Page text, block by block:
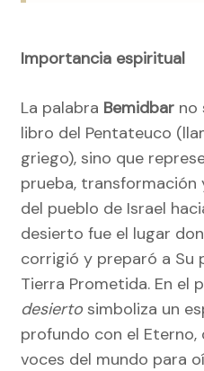
Importancia espiritual
La palabra Bemidbar no
libro del Pentateuco
griego), sino que
prueba, transformación
del pueblo de Israel
desierto fue el lugar
corrigió y preparó a Su
Tierra Prometida. En el
desierto simboliza un
profundo con el Eterno,
voces del mundo para